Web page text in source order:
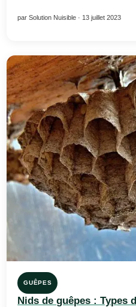
par Solution Nuisible · 13 juillet 2023
GUÊPES
Nids de guêpes : Types